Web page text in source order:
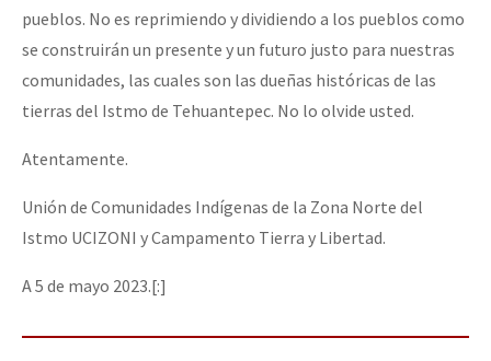
pueblos. No es reprimiendo y dividiendo a los pueblos como
se construirán un presente y un futuro justo para nuestras
comunidades, las cuales son las dueñas históricas de las
tierras del Istmo de Tehuantepec. No lo olvide usted.
Atentamente.
Unión de Comunidades Indígenas de la Zona Norte del
Istmo UCIZONI y Campamento Tierra y Libertad.
A 5 de mayo 2023.[:]